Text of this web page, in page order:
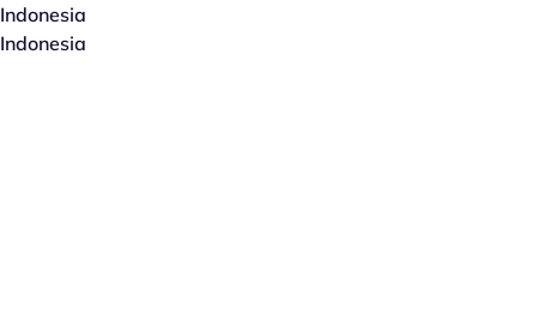
Indonesia
Indonesia